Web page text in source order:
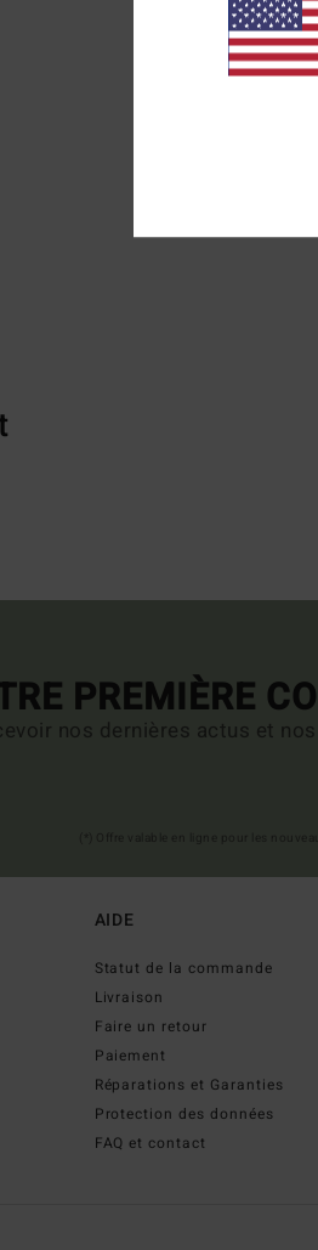
PREMIÈRE
nos dernières actus et
AIDE
Statut de la commande
Livraison
Faire un retour
Paiement
Réparations et Garanties
Protection des données
FAQ et contact